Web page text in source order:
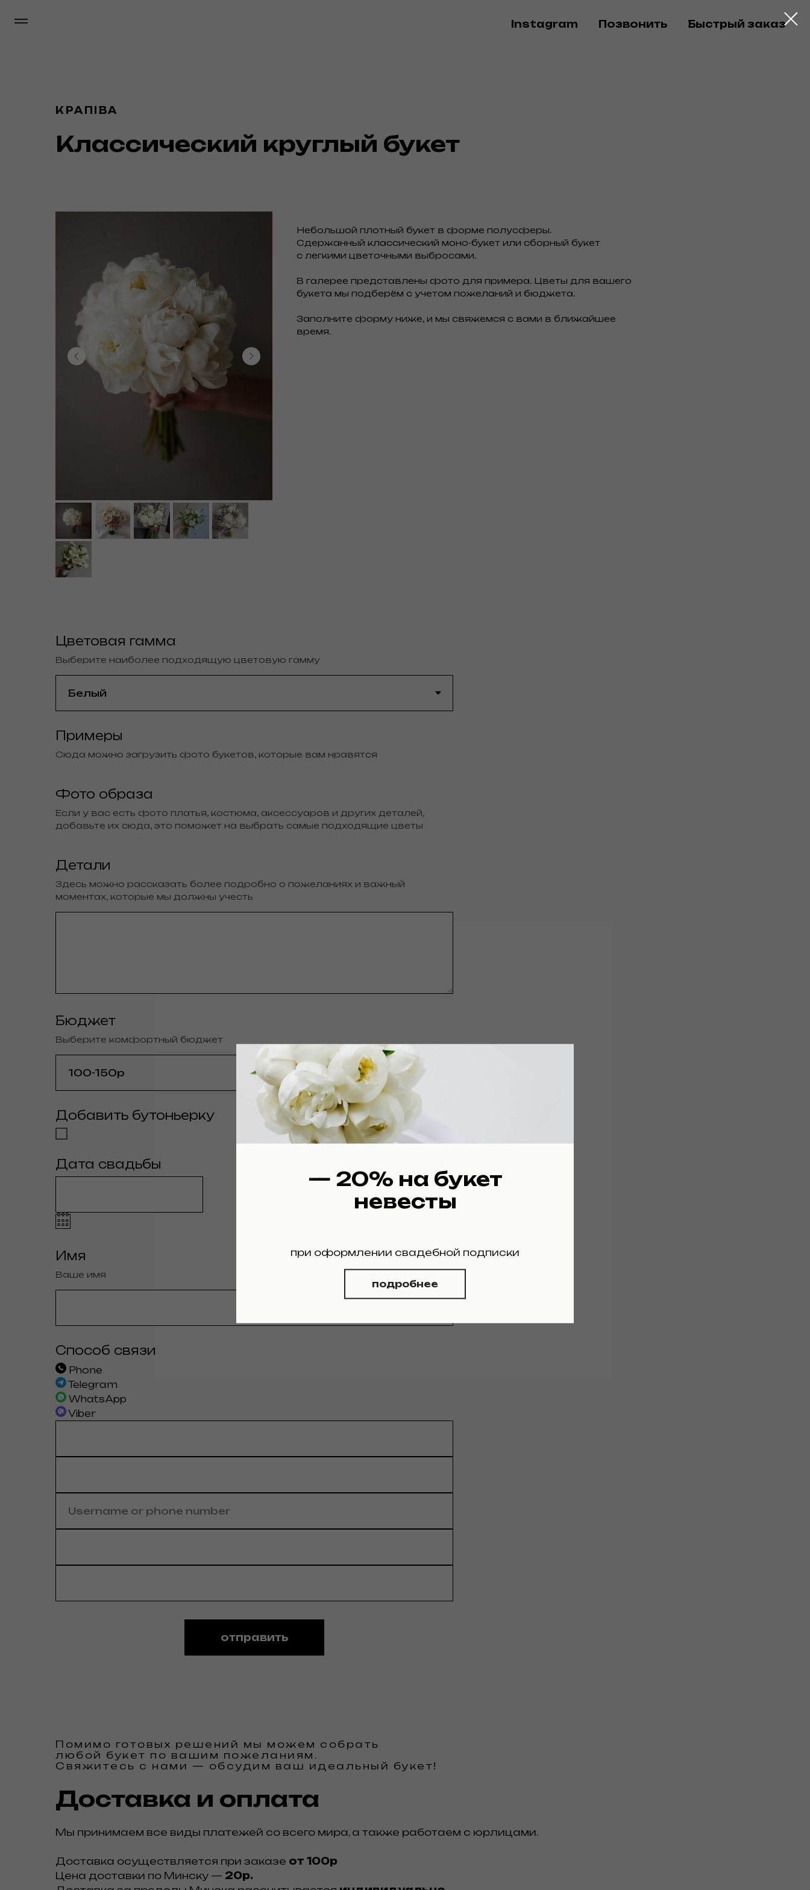
Instagram Позвонить Быстрый заказ
— 20% на букет
невесты
при оформлении свадебной подписки
подробнее
КРАПIВА
Классический круглый букет
Небольшой плотный букет в форме полусферы.
Сдержанный классический моно-букет или сборный букет
с легкими цветочными выбросами.
В галерее представлены фото для примера. Цветы для вашего
букета мы подберём с учетом пожеланий и бюджета.
Заполните форму ниже, и мы свяжемся с вами в ближайшее
время.
Цветовая гамма
Выберите наиболее подходящую цветовую гамму
Примеры
Сюда можно загрузить фото букетов, которые вам нравятся
Фото образа
Если у вас есть фото платья, костюма, аксессуаров и других деталей,
добавьте их сюда, это поможет на выбрать самые подходящие цветы
Детали
Здесь можно рассказать более подробно о пожеланиях и важный
моментах, которые мы должны учесть
Бюджет
Выберите комфортный бюджет
Добавить бутоньерку
Дата свадьбы
Имя
Ваше имя
Способ связи
Phone
Telegram
WhatsApp
Viber
отправить
Помимо готовых решений мы можем собрать
любой букет по вашим пожеланиям.
Свяжитесь с нами — обсудим ваш идеальный букет!
Доставка и оплата
Мы принимаем все виды платежей со всего мира, а также работаем с юрлицами.
Доставка осуществляется при заказе от 100р
Цена доставки по Минску — 20р.